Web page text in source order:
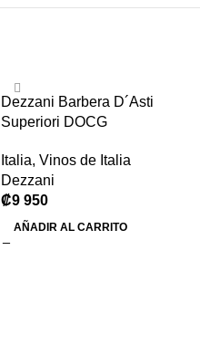
Dezzani Barbera D´Asti
Superiori DOCG
Italia, Vinos de Italia
Dezzani
₡9 950
AÑADIR AL CARRITO